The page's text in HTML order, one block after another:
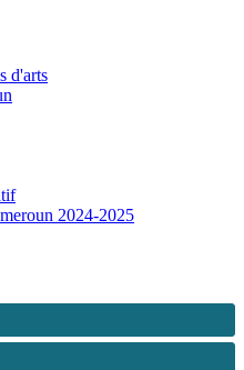
d'arts
2024-2025